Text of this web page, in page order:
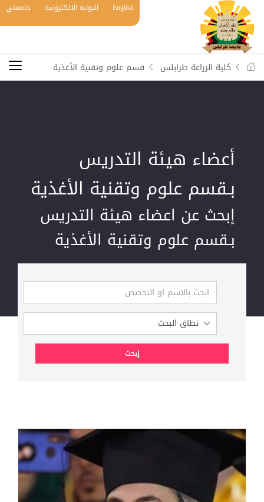
English البوابة الالكترونية جامعتي
كلية الزراعة طرابلس قسم علوم وتقنية الأغذية
أعضاء هيئة التدريس
بـقسم علوم وتقنية الأغذية
إبحث عن اعضاء هيئة التدريس
بـقسم علوم وتقنية الأغذية